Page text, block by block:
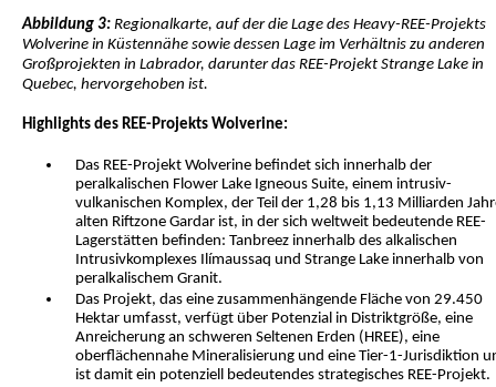
Abbildung 3: Regionalkarte, auf der die Lage des Heavy-REE-Projekts
Wolverine in Küstennähe sowie dessen Lage im Verhältnis zu anderen
Großprojekten in Labrador, darunter das REE-Projekt Strange Lake in
Quebec, hervorgehoben ist.
Highlights des REE-Projekts Wolverine:
Das REE-Projekt Wolverine befindet sich innerhalb der
peralkalischen Flower Lake Igneous Suite, einem intrusiv-
vulkanischen Komplex, der Teil der 1,28 bis 1,13 Milliarden
alten Riftzone Gardar ist, in der sich weltweit bedeutende REE-
Lagerstätten befinden: Tanbreez innerhalb des alkalischen
Intrusivkomplexes Ilímaussaq und Strange Lake innerhalb von
peralkalischem Granit.
Das Projekt, das eine zusammenhängende Fläche von 29.450
Hektar umfasst, verfügt über Potenzial in Distriktgröße, eine
Anreicherung an schweren Seltenen Erden (HREE), eine
oberflächennahe Mineralisierung und eine Tier-1-Jurisdiktion
ist damit ein potenziell bedeutendes strategisches REE-Projekt.